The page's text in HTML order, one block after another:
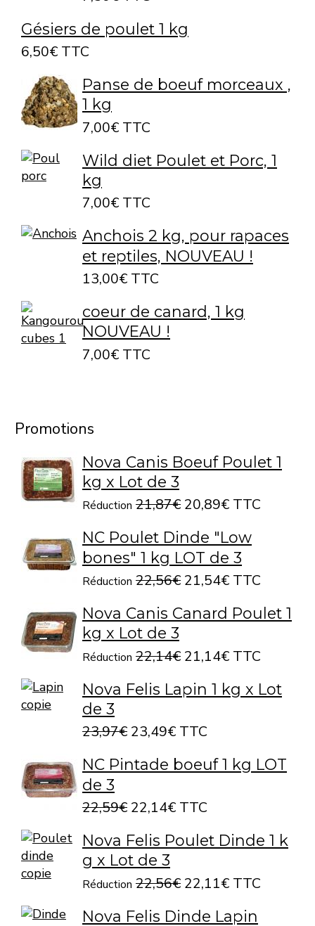
Gésiers de poulet 1 kg
6,50€ TTC
Panse de boeuf morceaux ,
1 kg
7,00€ TTC
Wild diet Poulet et Porc, 1
kg
7,00€ TTC
Anchois 2 kg, pour rapaces
et reptiles, NOUVEAU !
13,00€ TTC
coeur de canard, 1 kg
NOUVEAU !
7,00€ TTC
Promotions
Nova Canis Boeuf Poulet 1
kg x Lot de 3
Réduction 21,87€ 20,89€ TTC
NC Poulet Dinde "Low
bones" 1 kg LOT de 3
Réduction 22,56€ 21,54€ TTC
Nova Canis Canard Poulet 1
kg x Lot de 3
Réduction 22,14€ 21,14€ TTC
Nova Felis Lapin 1 kg x Lot
de 3
23,97€ 23,49€ TTC
NC Pintade boeuf 1 kg LOT
de 3
22,59€ 22,14€ TTC
Nova Felis Poulet Dinde 1 k
g x Lot de 3
Réduction 22,56€ 22,11€ TTC
Nova Felis Dinde Lapin